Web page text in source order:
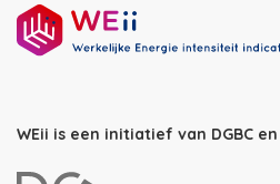
WEii is een initiatief van DGBC en